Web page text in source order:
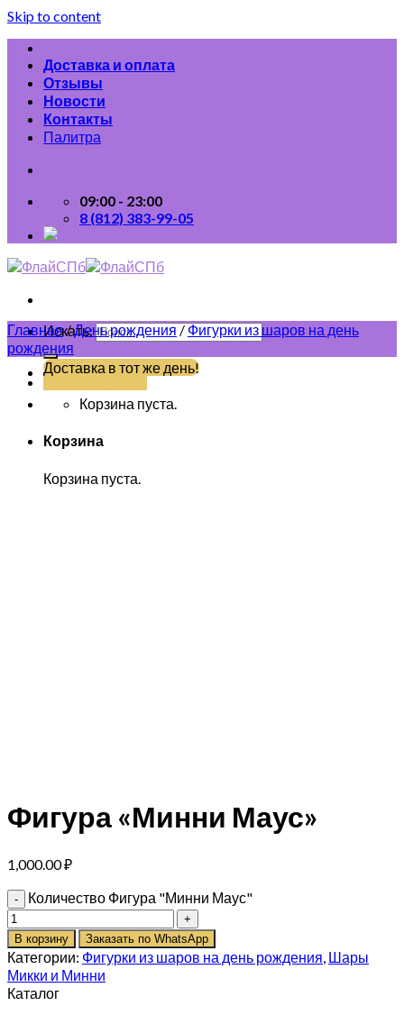
Skip to content
Доставка и оплата
Отзывы
Новости
Контакты
Палитра
09:00 - 23:00
8 (812) 383-99-05
Искать:
(812) 383-99-05
Доставка в тот же день!
Корзина пуста.
Корзина
Корзина пуста.
Главная/День рождения/Фигурки из шаров на день
рождения
Фигура «Минни Маус»
1,000.00₽
Количество Фигура "Минни Маус"
В корзину Заказать по WhatsApp
Категории: Фигурки из шаров на день рождения, Шары
Микки и Минни
Каталог